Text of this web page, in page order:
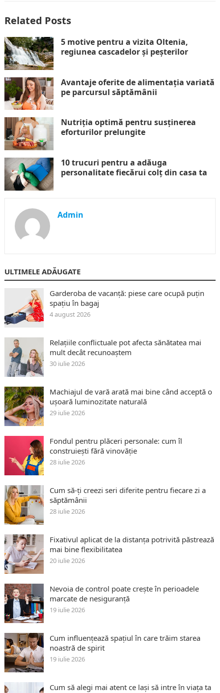
Related Posts
5 motive pentru a vizita Oltenia,
regiunea cascadelor și peșterilor
Avantaje oferite de alimentația variată
pe parcursul săptămânii
Nutriția optimă pentru susținerea
eforturilor prelungite
10 trucuri pentru a adăuga
personalitate fiecărui colț din casa ta
Admin
ULTIMELE ADĂUGATE
Garderoba de vacanță: piese care ocupă puțin
spațiu în bagaj
4 august 2026
Relațiile conflictuale pot afecta sănătatea mai
mult decât recunoaștem
30 iulie 2026
Machiajul de vară arată mai bine când acceptă o
ușoară luminozitate naturală
29 iulie 2026
Fondul pentru plăceri personale: cum îl
construiești fără vinovăție
28 iulie 2026
Cum să-ți creezi seri diferite pentru fiecare zi a
săptămânii
28 iulie 2026
Fixativul aplicat de la distanța potrivită păstrează
mai bine flexibilitatea
20 iulie 2026
Nevoia de control poate crește în perioadele
marcate de nesiguranță
19 iulie 2026
Cum influențează spațiul în care trăim starea
noastră de spirit
19 iulie 2026
Cum să alegi mai atent ce lași să intre în viața ta